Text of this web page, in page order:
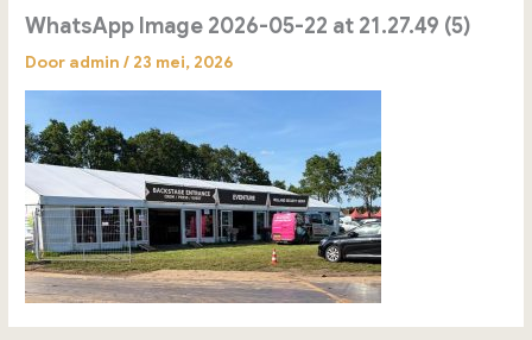
WhatsApp Image 2026-05-22 at 21.27.49 (5)
Door admin/ 23 mei, 2026